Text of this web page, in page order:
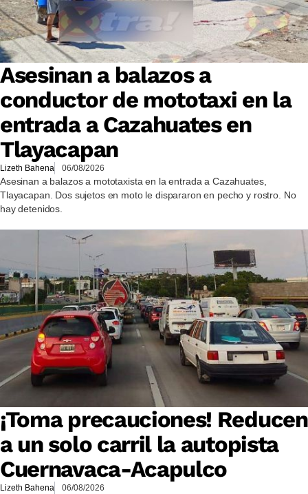
Asesinan a balazos a
conductor de mototaxi en la
entrada a Cazahuates en
Tlayacapan
Lizeth Bahena 06/08/2026
Asesinan a balazos a mototaxista en la entrada a Cazahuates,
Tlayacapan. Dos sujetos en moto le dispararon en pecho y rostro. No
hay detenidos.
¡Toma precauciones! Reducen
a un solo carril la autopista
Cuernavaca-Acapulco
Lizeth Bahena 06/08/2026